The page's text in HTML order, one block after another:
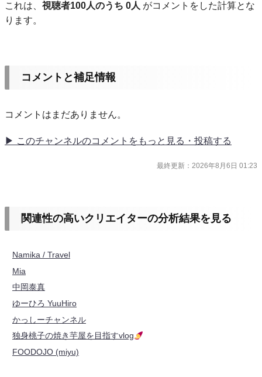
これは、 視聴者100人のうち 0人 がコメントをした計算とな
ります。
コメントと補足情報
コメントはまだありません。
▶ このチャンネルのコメントをもっと見る・投稿する
最終更新：2026年8月6日 01:23
関連性の高いクリエイターの分析結果を見る
Namika / Travel
Mia
中岡泰真
ゆーひろ YuuHiro
かっしーチャンネル
独身桃子の焼き芋屋を目指すvlog
FOODOJO (miyu)